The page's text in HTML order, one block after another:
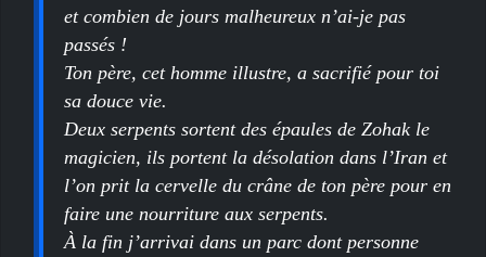
et combien de jours malheureux n’ai-je pas
passés !
Ton père, cet homme illustre, a sacrifié pour toi
sa douce vie.
Deux serpents sortent des épaules de Zohak le
magicien, ils portent la désolation dans l’Iran et
l’on prit la cervelle du crâne de ton père pour en
faire une nourriture aux serpents.
À la fin j’arrivai dans un parc dont personne